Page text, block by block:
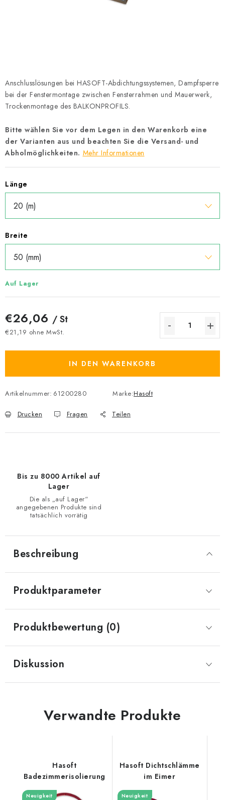
Allgemeinen Geschäftsbedingungen
Anschlusslösungen bei HASOFT-Abdichtungssystemen, Dampfsperre
bei der Fenstermontage zwischen Fensterrahmen und Mauerwerk,
Trockenmontage des BALKONPROFILS.
Bitte wählen Sie vor dem Legen in den Warenkorb eine
der Varianten aus und beachten Sie die Versand- und
Abholmöglichkeiten. Mehr Informationen
Länge
Breite
Auf Lager
€26,06 / St
€21,19 ohne MwSt.
IN DEN WARENKORB
Artikelnummer: 61200280 Marke:Hasoft
Drucken Fragen Teilen
Bis zu 8000 Artikel auf
Lager
Die als „auf Lager“
angegebenen Produkte sind
tatsächlich vorrätig
Beschreibung
Produktparameter
Produktbewertung (0)
Diskussion
Verwandte Produkte
Hasoft
Badezimmerisolierung
Neuigkeit
Hasoft Dichtschlämme
im Eimer
Neuigkeit